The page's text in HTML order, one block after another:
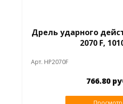
Дрель ударного
2070 F,
Арт. HP2070F
766.80